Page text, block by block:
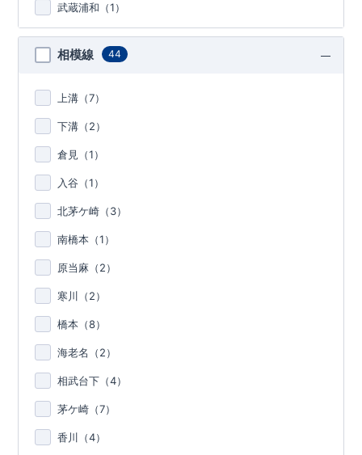
武蔵浦和（1）
相模線 44
上溝（7）
下溝（2）
倉見（1）
入谷（1）
北茅ケ崎（3）
南橋本（1）
原当麻（2）
寒川（2）
橋本（8）
海老名（2）
相武台下（4）
茅ケ崎（7）
香川（4）